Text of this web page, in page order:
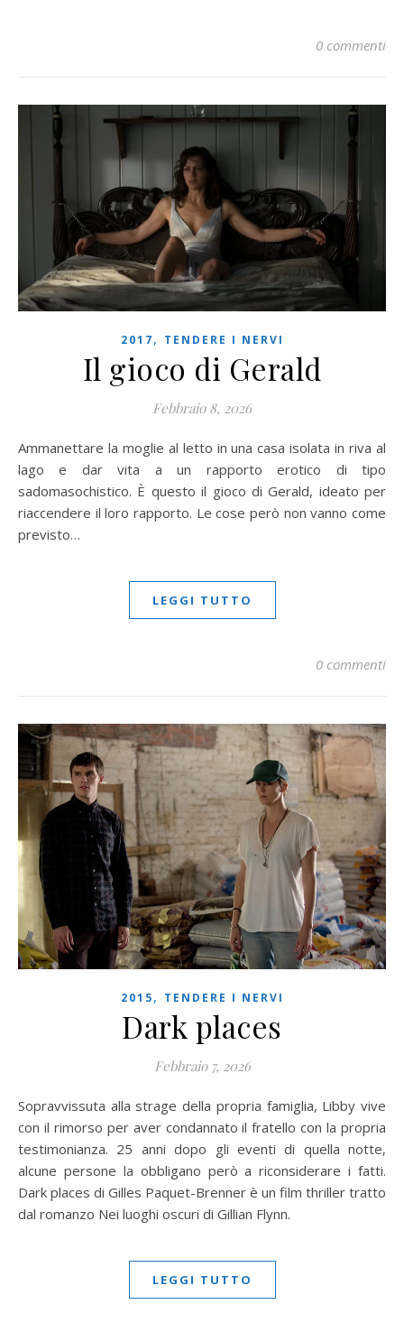
0 commenti
2017, TENDERE I NERVI
Il gioco di Gerald
Febbraio 8, 2026
Ammanettare la moglie al letto in una casa isolata in riva al
lago e dar vita a un rapporto erotico di tipo
sadomasochistico. È questo il gioco di Gerald, ideato per
riaccendere il loro rapporto. Le cose però non vanno come
previsto…
LEGGI TUTTO
0 commenti
2015, TENDERE I NERVI
Dark places
Febbraio 7, 2026
Sopravvissuta alla strage della propria famiglia, Libby vive
con il rimorso per aver condannato il fratello con la propria
testimonianza. 25 anni dopo gli eventi di quella notte,
alcune persone la obbligano però a riconsiderare i fatti.
Dark places di Gilles Paquet-Brenner è un film thriller tratto
dal romanzo Nei luoghi oscuri di Gillian Flynn.
LEGGI TUTTO